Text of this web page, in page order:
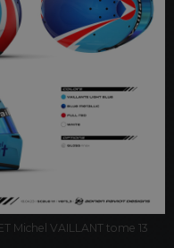
Michel VAILLANT tome 13